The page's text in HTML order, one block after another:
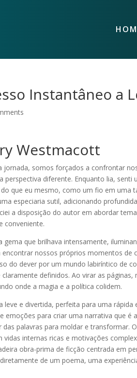
Instantâneo a
Westmacott
jornada, somos forçados a confrontar
diferente. Enquanto lia, senti
que eu mesmo, como um fio em uma
especiaria sutil, adicionando
a disposição do autor em abordar
conveniente.
que brilhava intensamente,
nossos próprios momentos de
do dever por um mundo labiríntico de
definidos. Ao virar as páginas,
onde a magia e a política colidem.
e divertida, perfeita para uma rápida
emoções para criar uma narrativa que é
palavras para moldar e transformar.
internas ricas e motivações
obra-prima de ficção centrada em
de um poema, uma